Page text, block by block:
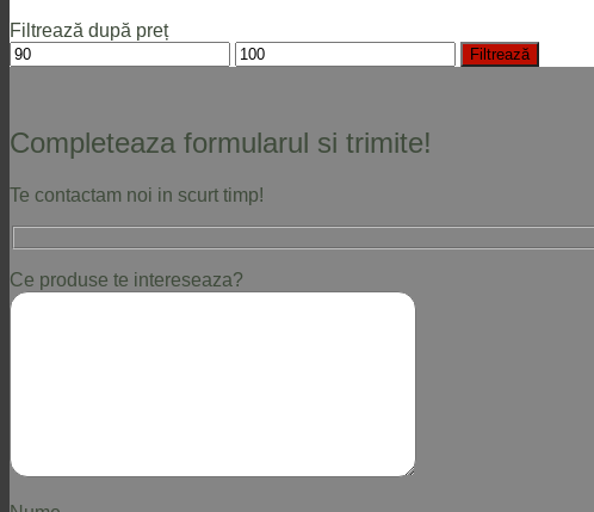
Filtrează după preț
Preț
minim
Preț
maxim
Filtrează
Completeaza formularul si trimite!
Te contactam noi in scurt timp!
Ce produse te intereseaza?